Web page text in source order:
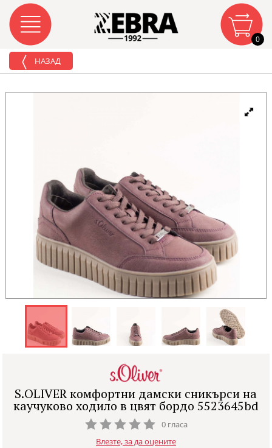
0
НАЗАД
S.OLIVER комфортни дамски сникърси на
каучуково ходило в цвят бордо 5523645bd
0 гласа
Влезте, за да оцените